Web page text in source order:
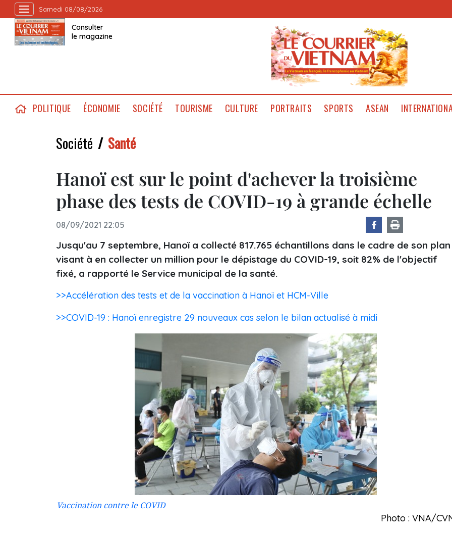
Samedi 08/08/2026
Consulter
le magazine
POLITIQUE ÉCONOMIE SOCIÉTÉ TOURISME CULTURE PORTRAITS SPORTS ASEAN
Société Santé
Hanoï est sur le point d'achever la troisième
phase des tests de COVID-19 à grande échelle
08/09/2021 22:05
Jusqu'au 7 septembre, Hanoï a collecté 817.765 échantillons dans le cadre de son plan
visant à en collecter un million pour le dépistage du COVID-19, soit 82% de l'objectif
fixé, a rapporté le Service municipal de la santé.
>>Accélération des tests et de la vaccination à Hanoï et HCM-Ville
>>COVID-19 : Hanoï enregistre 29 nouveaux cas selon le bilan actualisé à midi
Vaccination contre le COVID
Photo : VNA/